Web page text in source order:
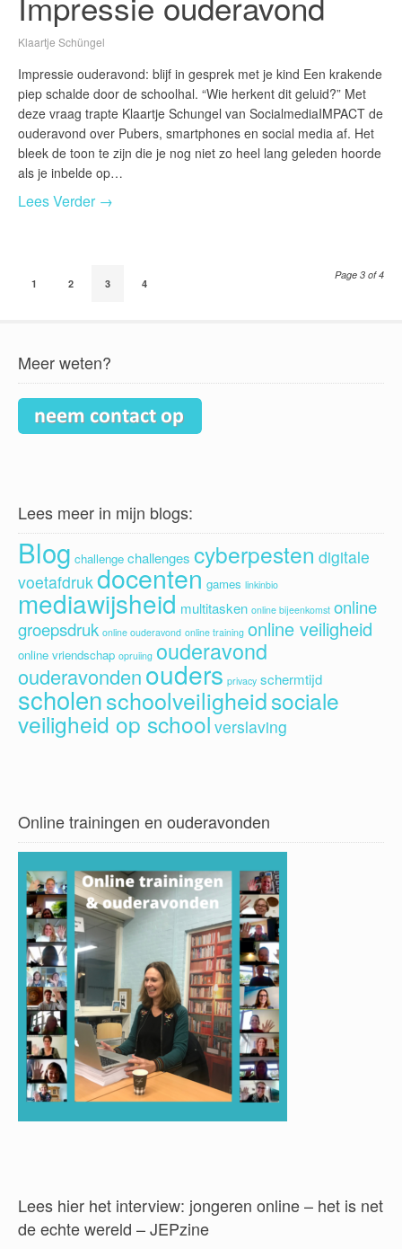
Klaartje Schüngel
Impressie ouderavond: blijf in gesprek met je kind Een krakende
piep schalde door de schoolhal. “Wie herkent dit geluid?” Met
deze vraag trapte Klaartje Schungel van SocialmediaIMPACT de
ouderavond over Pubers, smartphones en social media af. Het
bleek de toon te zijn die je nog niet zo heel lang geleden hoorde
als je inbelde op…
Lees Verder →
1 2 3 4
Page 3 of 4
Meer weten?
Lees meer in mijn blogs:
Blog challenge challenges cyberpesten digitale
voetafdrukdocenten games linkinbio
mediawijsheid multitasken online bijeenkomst online
groepsdruk online ouderavond online training online veiligheid
online vriendschap opruiing ouderavond
ouderavondenouders privacy schermtijd
scholenschoolveiligheidsociale
veiligheid op school verslaving
Online trainingen en ouderavonden
Lees hier het interview: jongeren online – het is net
de echte wereld – JEPzine